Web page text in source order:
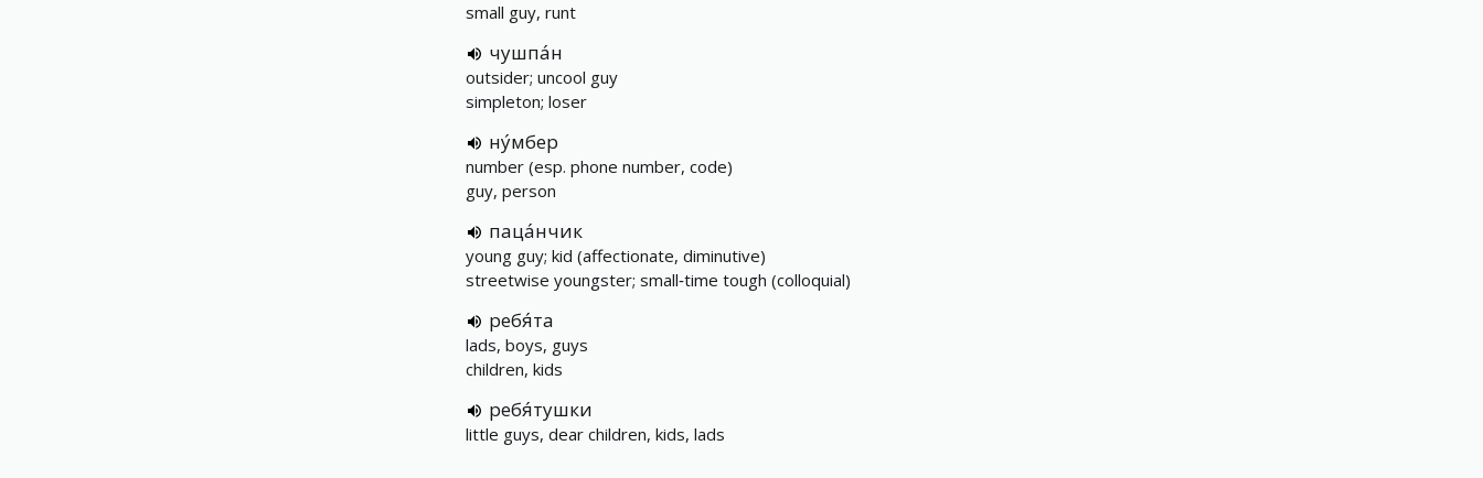
small guy, runt
чушпа́н
outsider; uncool guy
simpleton; loser
ну́мбер
number (esp. phone number, code)
guy, person
паца́нчик
young guy; kid (affectionate, diminutive)
streetwise youngster; small‑time tough (colloquial)
ребя́та
lads, boys, guys
children, kids
ребя́тушки
little guys, dear children, kids, lads